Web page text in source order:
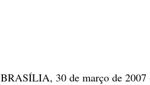
BRASÍLIA, 30 de março de 2007